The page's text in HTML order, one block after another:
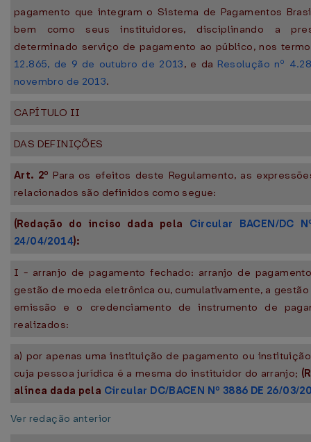
pagamento que integram o Sistema de Pagamentos
bem como seus instituidores, disciplinando a
determinado serviço de pagamento ao público, nos
12.865, de 9 de outubro de 2013, e da Resolução nº
novembro de 2013.
CAPÍTULO II
DAS DEFINIÇÕES
Art. 2º Para os efeitos deste Regulamento, as
relacionados são definidos como segue:
(Redação do inciso dada pela Circular BACEN/DC
24/04/2014):
I - arranjo de pagamento fechado: arranjo de
gestão de moeda eletrônica ou, cumulativamente, a gestão
emissão e o credenciamento de instrumento de
realizados:
a) por apenas uma instituição de pagamento ou
cuja pessoa jurídica é a mesma do instituidor do arranjo;
alínea dada pela Circular DC/BACEN Nº 3886 DE 26/03/
Ver redação anterior